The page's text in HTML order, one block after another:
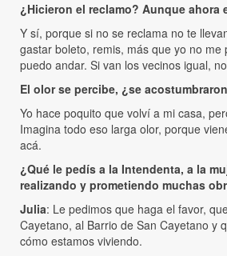
¿Hicieron el reclamo? Aunque ahora
Y sí, porque si no se reclama no te
gastar boleto, remis, más que yo no me
puedo andar. Si van los vecinos igual,
El olor se percibe, ¿se
Yo hace poquito que volví a mi casa,
Imagina todo eso larga olor, porque
acá.
¿Qué le pedís a la Intendenta, a la
realizando y prometiendo muchas
Julia: Le pedimos que haga el favor,
Cayetano, al Barrio de San Cayetano y
cómo estamos viviendo.